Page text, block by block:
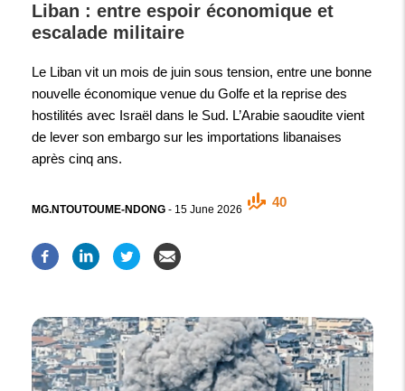
Liban : entre espoir économique et
escalade militaire
Le Liban vit un mois de juin sous tension, entre une bonne
nouvelle économique venue du Golfe et la reprise des
hostilités avec Israël dans le Sud. L’Arabie saoudite vient
de lever son embargo sur les importations libanaises
après cinq ans.
MG.NTOUTOUME-NDONG - 15 June 2026
40